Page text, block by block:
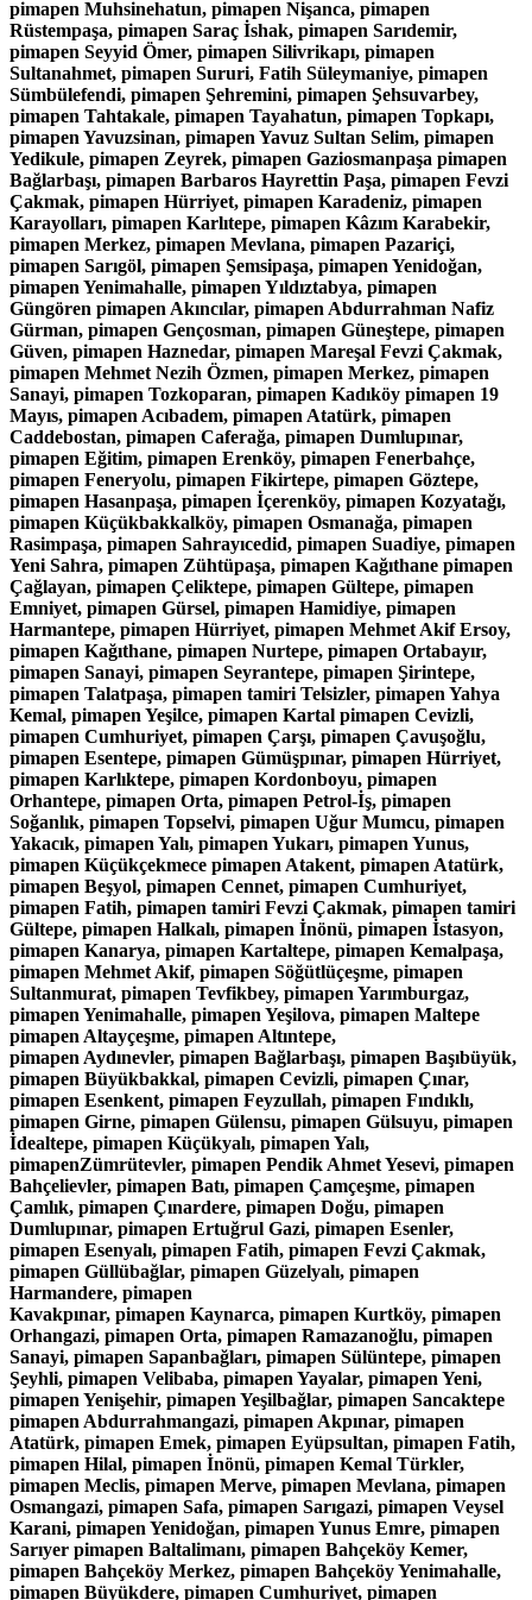
pimapen Muhsinehatun, pimapen Nişanca, pimapen
Rüstempaşa, pimapen Saraç İshak, pimapen Sarıdemir,
pimapen Seyyid Ömer, pimapen Silivrikapı, pimapen
Sultanahmet, pimapen Sururi, Fatih Süleymaniye, pimapen
Sümbülefendi, pimapen Şehremini, pimapen Şehsuvarbey,
pimapen Tahtakale, pimapen Tayahatun, pimapen Topkapı,
pimapen Yavuzsinan, pimapen Yavuz Sultan Selim, pimapen
Yedikule, pimapen Zeyrek, pimapen Gaziosmanpaşa pimapen
Bağlarbaşı, pimapen Barbaros Hayrettin Paşa, pimapen Fevzi
Çakmak, pimapen Hürriyet, pimapen Karadeniz, pimapen
Karayolları, pimapen Karlıtepe, pimapen Kâzım Karabekir,
pimapen Merkez, pimapen Mevlana, pimapen Pazariçi,
pimapen Sarıgöl, pimapen Şemsipaşa, pimapen Yenidoğan,
pimapen Yenimahalle, pimapen Yıldıztabya, pimapen
Güngören pimapen Akıncılar, pimapen Abdurrahman Nafiz
Gürman, pimapen Gençosman, pimapen Güneştepe, pimapen
Güven, pimapen Haznedar, pimapen Mareşal Fevzi Çakmak,
pimapen Mehmet Nezih Özmen, pimapen Merkez, pimapen
Sanayi, pimapen Tozkoparan, pimapen Kadıköy pimapen 19
Mayıs, pimapen Acıbadem, pimapen Atatürk, pimapen
Caddebostan, pimapen Caferağa, pimapen Dumlupınar,
pimapen Eğitim, pimapen Erenköy, pimapen Fenerbahçe,
pimapen Feneryolu, pimapen Fikirtepe, pimapen Göztepe,
pimapen Hasanpaşa, pimapen İçerenköy, pimapen Kozyatağı,
pimapen Küçükbakkalköy, pimapen Osmanağa, pimapen
Rasimpaşa, pimapen Sahrayıcedid, pimapen Suadiye, pimapen
Yeni Sahra, pimapen Zühtüpaşa, pimapen Kağıthane pimapen
Çağlayan, pimapen Çeliktepe, pimapen Gültepe, pimapen
Emniyet, pimapen Gürsel, pimapen Hamidiye, pimapen
Harmantepe, pimapen Hürriyet, pimapen Mehmet Akif Ersoy,
pimapen Kağıthane, pimapen Nurtepe, pimapen Ortabayır,
pimapen Sanayi, pimapen Seyrantepe, pimapen Şirintepe,
pimapen Talatpaşa, pimapen tamiri Telsizler, pimapen Yahya
Kemal, pimapen Yeşilce, pimapen Kartal pimapen Cevizli,
pimapen Cumhuriyet, pimapen Çarşı, pimapen Çavuşoğlu,
pimapen Esentepe, pimapen Gümüşpınar, pimapen Hürriyet,
pimapen Karlıktepe, pimapen Kordonboyu, pimapen
Orhantepe, pimapen Orta, pimapen Petrol-İş, pimapen
Soğanlık, pimapen Topselvi, pimapen Uğur Mumcu, pimapen
Yakacık, pimapen Yalı, pimapen Yukarı, pimapen Yunus,
pimapen Küçükçekmece pimapen Atakent, pimapen Atatürk,
pimapen Beşyol, pimapen Cennet, pimapen Cumhuriyet,
pimapen Fatih, pimapen tamiri Fevzi Çakmak, pimapen tamiri
Gültepe, pimapen Halkalı, pimapen İnönü, pimapen İstasyon,
pimapen Kanarya, pimapen Kartaltepe, pimapen Kemalpaşa,
pimapen Mehmet Akif, pimapen Söğütlüçeşme, pimapen
Sultanmurat, pimapen Tevfikbey, pimapen Yarımburgaz,
pimapen Yenimahalle, pimapen Yeşilova, pimapen Maltepe
pimapen Altayçeşme, pimapen Altıntepe,
pimapen Aydınevler, pimapen Bağlarbaşı, pimapen Başıbüyük,
pimapen Büyükbakkal, pimapen Cevizli, pimapen Çınar,
pimapen Esenkent, pimapen Feyzullah, pimapen Fındıklı,
pimapen Girne, pimapen Gülensu, pimapen Gülsuyu, pimapen
İdealtepe, pimapen Küçükyalı, pimapen Yalı,
pimapenZümrütevler, pimapen Pendik Ahmet Yesevi, pimapen
Bahçelievler, pimapen Batı, pimapen Çamçeşme, pimapen
Çamlık, pimapen Çınardere, pimapen Doğu, pimapen
Dumlupınar, pimapen Ertuğrul Gazi, pimapen Esenler,
pimapen Esenyalı, pimapen Fatih, pimapen Fevzi Çakmak,
pimapen Güllübağlar, pimapen Güzelyalı, pimapen
Harmandere, pimapen
Kavakpınar, pimapen Kaynarca, pimapen Kurtköy, pimapen
Orhangazi, pimapen Orta, pimapen Ramazanoğlu, pimapen
Sanayi, pimapen Sapanbağları, pimapen Sülüntepe, pimapen
Şeyhli, pimapen Velibaba, pimapen Yayalar, pimapen Yeni,
pimapen Yenişehir, pimapen Yeşilbağlar, pimapen Sancaktepe
pimapen Abdurrahmangazi, pimapen Akpınar, pimapen
Atatürk, pimapen Emek, pimapen Eyüpsultan, pimapen Fatih,
pimapen Hilal, pimapen İnönü, pimapen Kemal Türkler,
pimapen Meclis, pimapen Merve, pimapen Mevlana, pimapen
Osmangazi, pimapen Safa, pimapen Sarıgazi, pimapen Veysel
Karani, pimapen Yenidoğan, pimapen Yunus Emre, pimapen
Sarıyer pimapen Baltalimanı, pimapen Bahçeköy Kemer,
pimapen Bahçeköy Merkez, pimapen Bahçeköy Yenimahalle,
pimapen Büyükdere, pimapen Cumhuriyet, pimapen